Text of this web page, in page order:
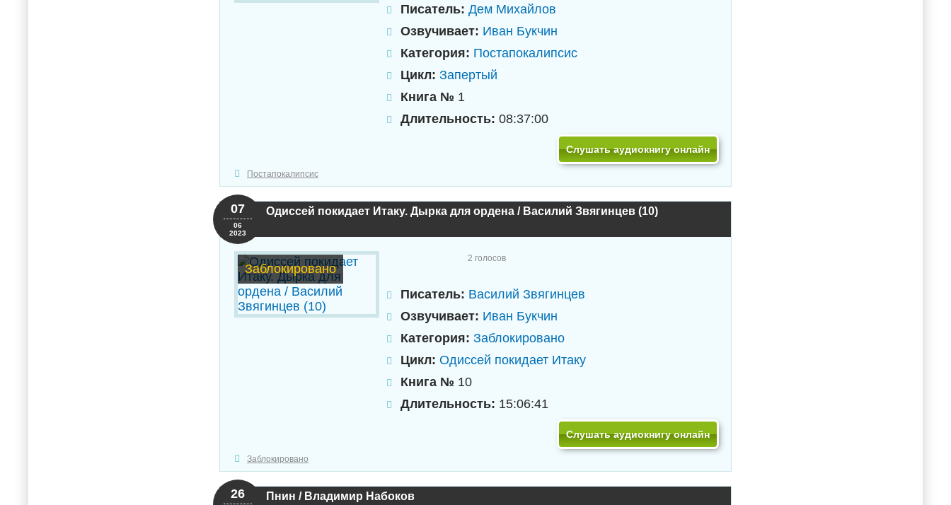
Писатель: Дем Михайлов
Озвучивает: Иван Букчин
Категория: Постапокалипсис
Цикл: Запертый
Книга № 1
Длительность: 08:37:00
Слушать аудиокнигу онлайн
Постапокалипсис
Одиссей покидает Итаку. Дырка для ордена / Василий Звягинцев (10)
07
06
2023
Заблокировано
2 голосов
Писатель: Василий Звягинцев
Озвучивает: Иван Букчин
Категория: Заблокировано
Цикл: Одиссей покидает Итаку
Книга № 10
Длительность: 15:06:41
Слушать аудиокнигу онлайн
Заблокировано
Пнин / Владимир Набоков
26